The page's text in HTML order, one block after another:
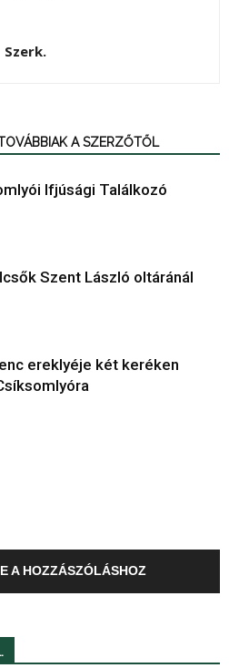
Szerk.
A SZERZŐTŐL
Ifjúsági Találkozó
Szent László oltáránál
ereklyéje két keréken
A HOZZÁSZÓLÁSHOZ